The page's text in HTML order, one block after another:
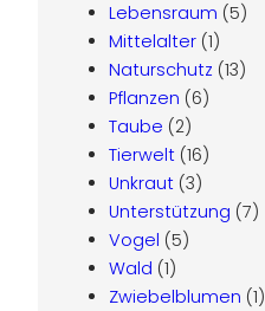
Lebensraum (5)
Mittelalter (1)
Naturschutz (13)
Pflanzen (6)
Taube (2)
Tierwelt (16)
Unkraut (3)
Unterstützung (7)
Vogel (5)
Wald (1)
Zwiebelblumen (1)